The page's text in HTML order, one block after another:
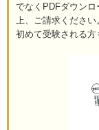
でなくPDFダウン
上、ご請求ください
初めて受験される方